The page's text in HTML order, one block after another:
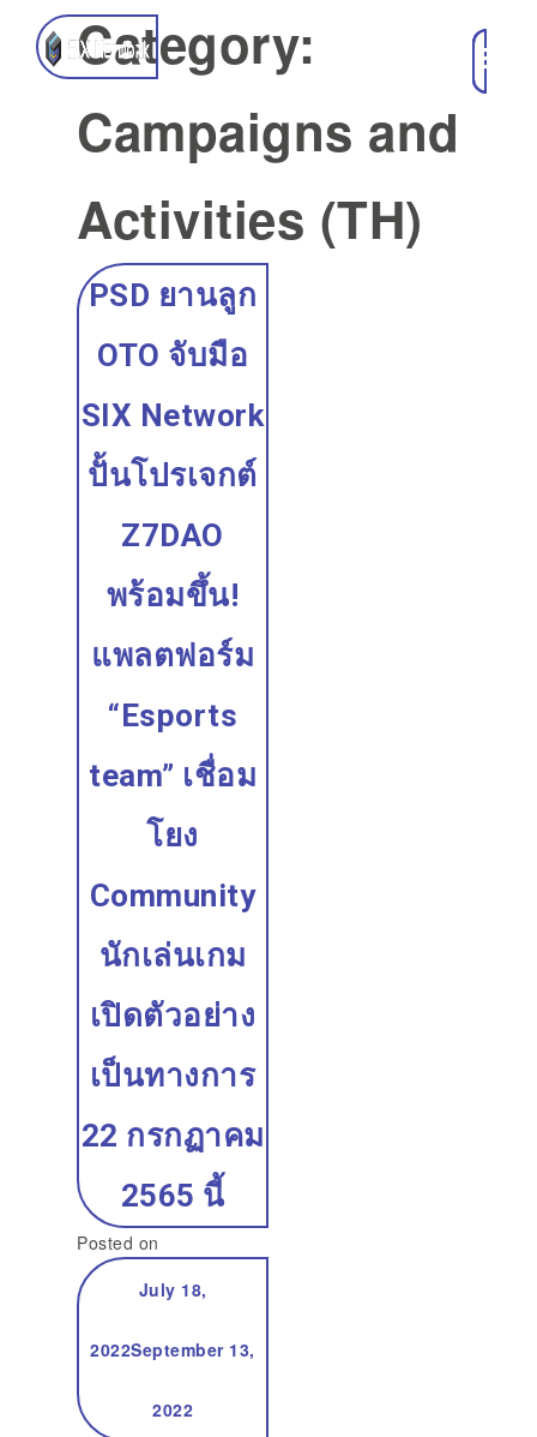
Category:
Campaigns and
Activities (TH)
PSD ยานลูก
OTO จับมือ
SIX Network
ปั้นโปรเจกต์
Z7DAO
พร้อมขึ้น!
แพลตฟอร์ม
“Esports
team” เชื่อม
โยง
Community
นักเล่นเกม
เปิดตัวอย่าง
เป็นทางการ
22 กรกฏาคม
2565 นี้
Posted on
July 18,
2022September 13,
2022